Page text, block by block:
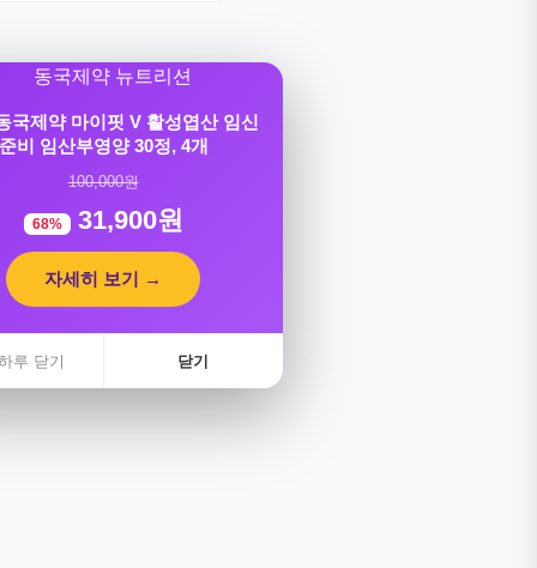
국제약 마이핏 V 활성엽산 임신
준비 임산부영양 30정, 4개
100,000원
68% 31,900원
자세히 보기 →
루 닫기 닫기